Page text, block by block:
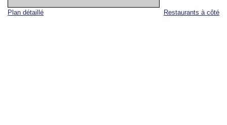
Restaurants à côté
Plan détaillé